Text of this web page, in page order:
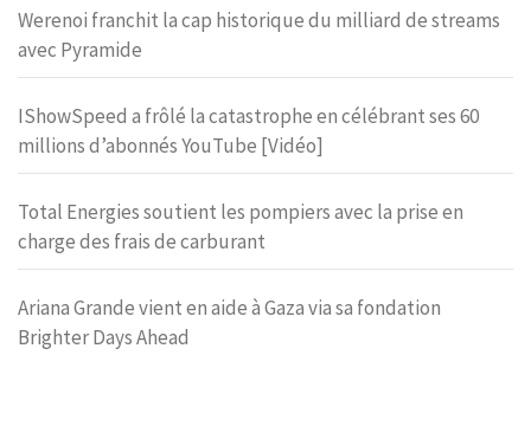
Werenoi franchit la cap historique du milliard de streams
avec Pyramide
IShowSpeed a frôlé la catastrophe en célébrant ses 60
millions d’abonnés YouTube [Vidéo]
Total Energies soutient les pompiers avec la prise en
charge des frais de carburant
Ariana Grande vient en aide à Gaza via sa fondation
Brighter Days Ahead